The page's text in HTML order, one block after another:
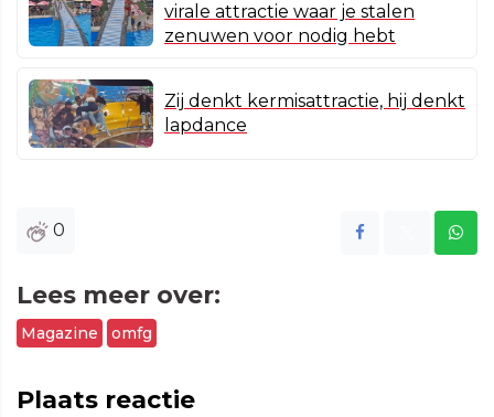
virale attractie waar je stalen
zenuwen voor nodig hebt
Zij denkt kermisattractie, hij denkt
lapdance
0
Lees meer over:
Magazine omfg
Plaats reactie